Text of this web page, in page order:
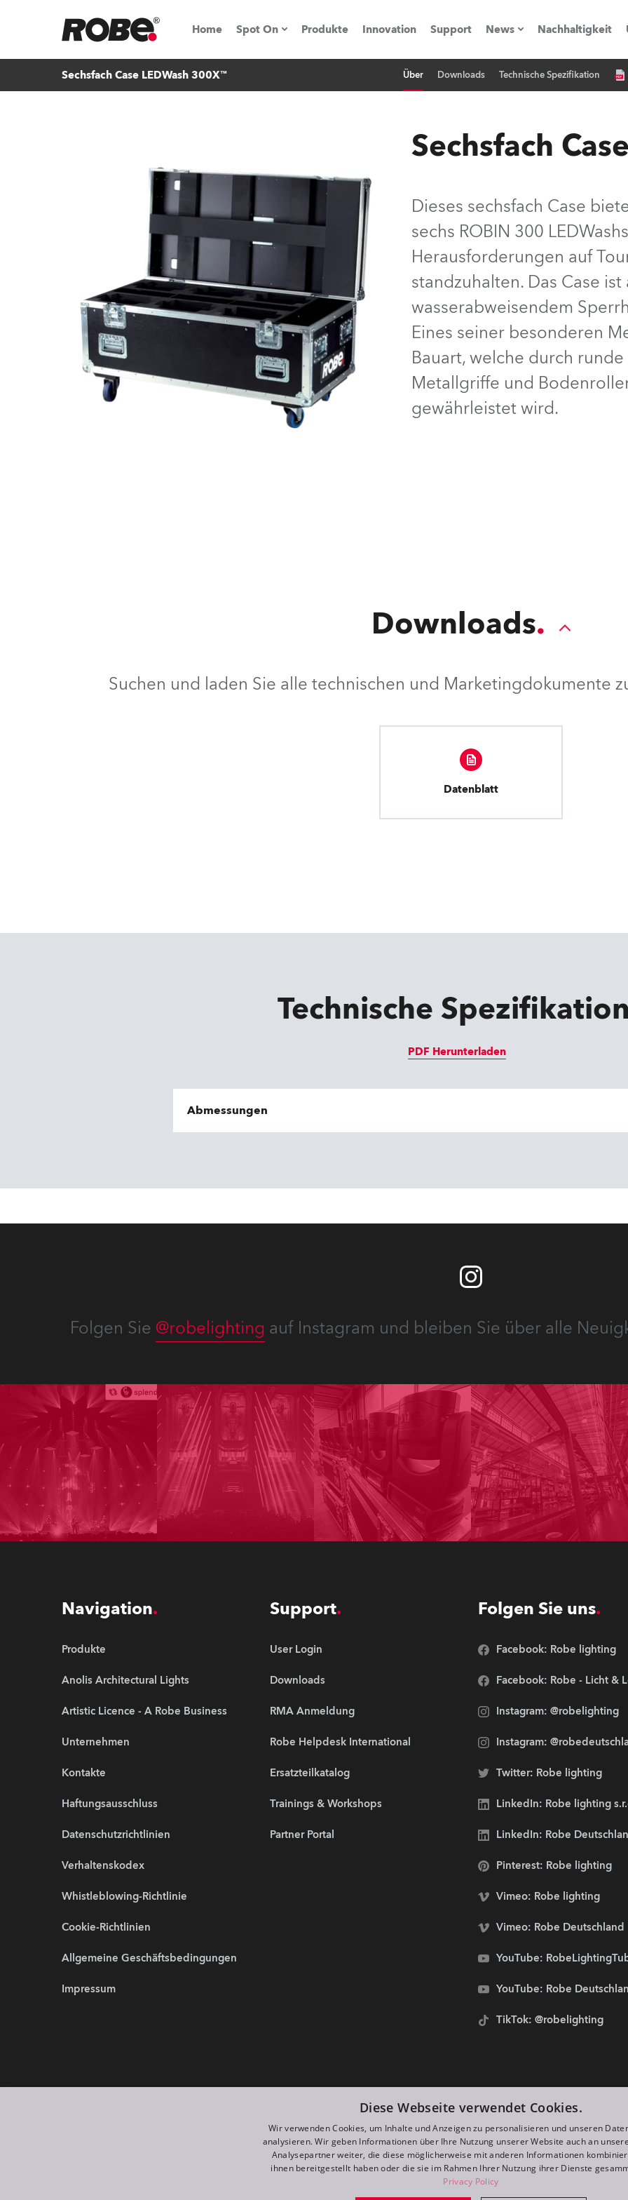
Home Spot On
Tipps, Tricks und Tutorials
Robe On Location
Robe On The Road
Robe lighting's technology SHED
ProMotion Lighting
Produkte Innovation Support News
Pressemitteilungen
Nachhaltigkeit
Sechsfach Case LEDWash 300X™ Über Downloads Technische Spezifikation
Sechsfach
Dieses sechsfach Case
sechs ROBIN 300
Herausforderungen auf
standzuhalten. Das Case
wasserabweisendem
Eines seiner besonderen
Bauart, welche durch
Metallgriffe und
gewährleistet wird.
Downloads
Suchen und laden Sie alle technischen und Marketingdokumente
Datenblatt
Technische
PDF Herunterladen
Abmessungen
Folgen Sie @robelighting auf Instagram und bleiben Sie über alle
Navigation
Produkte
Anolis Architectural Lights
Artistic Licence - A Robe Business
Unternehmen
Kontakte
Haftungsausschluss
Datenschutzrichtlinien
Verhaltenskodex
Whistleblowing-Richtlinie
Cookie-Richtlinien
Allgemeine Geschäftsbedingungen
Impressum
Support
User Login
Downloads
RMA Anmeldung
Robe Helpdesk International
Ersatzteilkatalog
Trainings & Workshops
Partner Portal
Folgen Sie uns
Facebook: Robe lighting
Facebook: Robe - Licht &
Instagram: @robelighting
Instagram:
Twitter: Robe lighting
LinkedIn: Robe lighting
LinkedIn: Robe
Pinterest: Robe lighting
Vimeo: Robe lighting
Vimeo: Robe Deutschland
YouTube:
YouTube: Robe
TikTok: @robelighting
Diese Webseite verwendet Cookies.
Wir verwenden Cookies, um Inhalte und Anzeigen zu personalisieren und unseren
analysieren. Wir geben Informationen über Ihre Nutzung unserer Website auch an
Analysepartner weiter, die diese möglicherweise mit anderen Informationen
ihnen bereitgestellt haben oder die sie im Rahmen Ihrer Nutzung ihrer Dienste
Privacy Policy